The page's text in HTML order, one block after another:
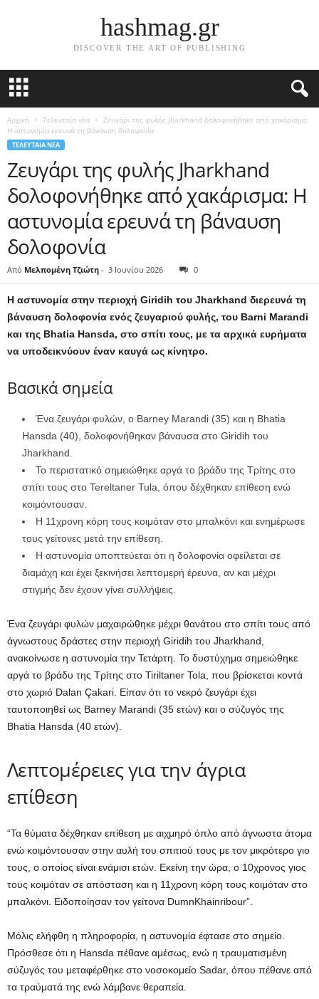
hashmag.gr
DISCOVER THE ART OF PUBLISHING
Αρχική Τελευταία νέα
Ζευγάρι της φυλής Jharkhand δολοφονήθηκε από χακάρισμα:
Η αστυνομία ερευνά τη βάναυση δολοφονία
ΤΕΛΕΥΤΑΊΑ ΝΈΑ
Ζευγάρι της φυλής Jharkhand
δολοφονήθηκε από χακάρισμα: Η
αστυνομία ερευνά τη βάναυση
δολοφονία
Από Μελπομένη Τζιώτη - 3 Ιουνίου 2026 0
Η αστυνομία στην περιοχή Giridih του Jharkhand διερευνά τη
βάναυση δολοφονία ενός ζευγαριού φυλής, του Barni Marandi
και της Bhatia Hansda, στο σπίτι τους, με τα αρχικά ευρήματα
να υποδεικνύουν έναν καυγά ως κίνητρο.
Βασικά σημεία
Ένα ζευγάρι φυλών, ο Barney Marandi (35) και η Bhatia
Hansda (40), δολοφονήθηκαν βάναυσα στο Giridih του
Jharkhand.
Το περιστατικό σημειώθηκε αργά το βράδυ της Τρίτης στο
σπίτι τους στο Tereltaner Tula, όπου δέχθηκαν επίθεση ενώ
κοιμόντουσαν.
Η 11χρονη κόρη τους κοιμόταν στο μπαλκόνι και ενημέρωσε
τους γείτονες μετά την επίθεση.
Η αστυνομία υποπτεύεται ότι η δολοφονία οφείλεται σε
διαμάχη και έχει ξεκινήσει λεπτομερή έρευνα, αν και μέχρι
στιγμής δεν έχουν γίνει συλλήψεις.
Ένα ζευγάρι φυλών μαχαιρώθηκε μέχρι θανάτου στο σπίτι τους από
άγνωστους δράστες στην περιοχή Giridih του Jharkhand,
ανακοίνωσε η αστυνομία την Τετάρτη. Το δυστύχημα σημειώθηκε
αργά το βράδυ της Τρίτης στο Tiriltaner Tola, που βρίσκεται κοντά
στο χωριό Dalan Çakari. Είπαν ότι το νεκρό ζευγάρι έχει
ταυτοποιηθεί ως Barney Marandi (35 ετών) και ο σύζυγός της
Bhatia Hansda (40 ετών).
Λεπτομέρειες για την άγρια ​​
επίθεση
“Τα θύματα δέχθηκαν επίθεση με αιχμηρό όπλο από άγνωστα άτομα
ενώ κοιμόντουσαν στην αυλή του σπιτιού τους με τον μικρότερο γιο
τους, ο οποίος είναι ενάμισι ετών. Εκείνη την ώρα, ο 10χρονος γιος
τους κοιμόταν σε απόσταση και η 11χρονη κόρη τους κοιμόταν στο
μπαλκόνι. Ειδοποίησαν τον γείτονα DumnKhainribour”.
Μόλις ελήφθη η πληροφορία, η αστυνομία έφτασε στο σημείο.
Πρόσθεσε ότι η Hansda πέθανε αμέσως, ενώ η τραυματισμένη
σύζυγός του μεταφέρθηκε στο νοσοκομείο Sadar, όπου πέθανε από
τα τραύματά της ενώ λάμβανε θεραπεία.